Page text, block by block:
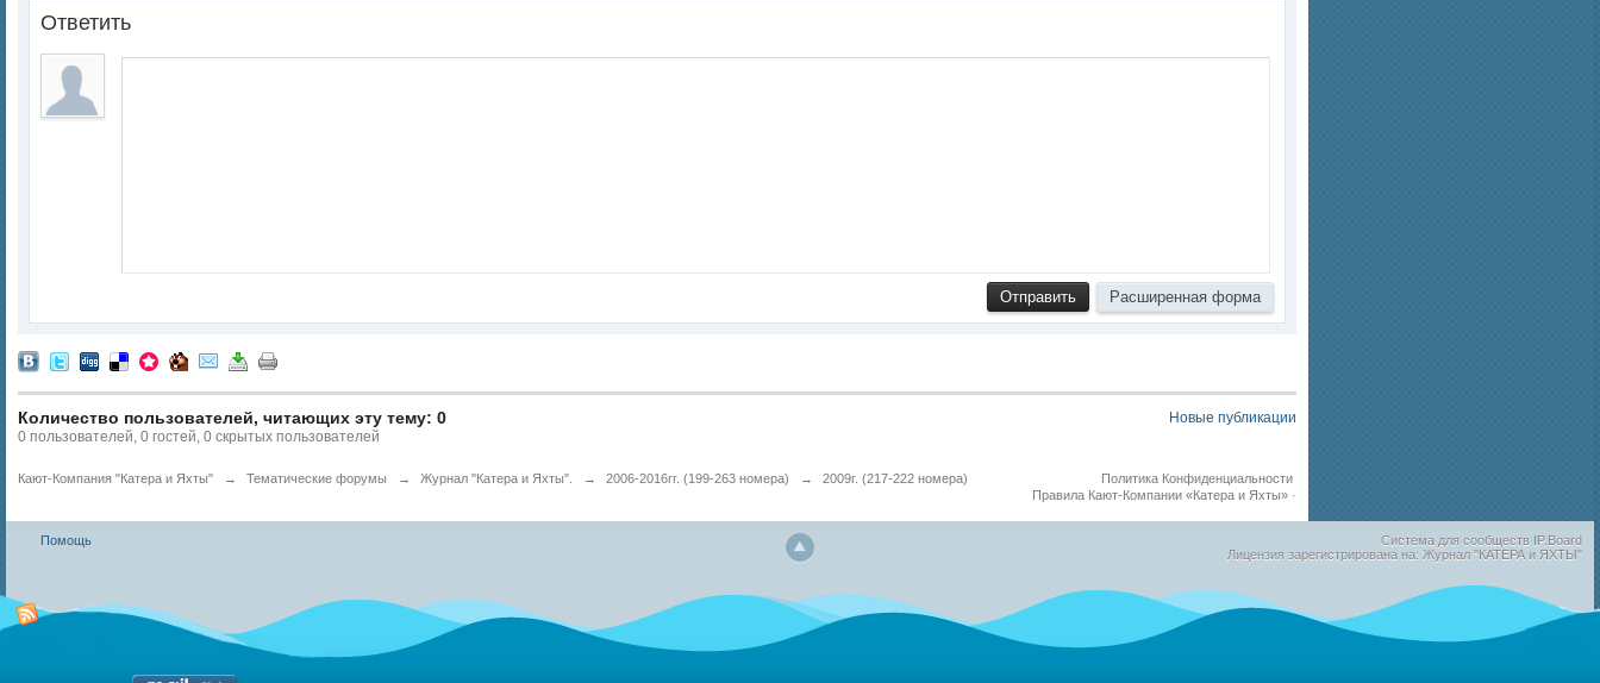
Ответить
Новые публикации
Количество пользователей, читающих эту тему: 0
0 пользователей, 0 гостей, 0 скрытых пользователей
Кают-Компания "Катера и Яхты" → Тематические форумы → Журнал "Катера и Яхты". → 2006-2016гг. (199-263 номера) → 2009г. (217-222 номера)
Политика Конфиденциальности
Правила Кают-Компании «Катера и Яхты» ·
Помощь Система для сообществ IP.Board
Лицензия зарегистрирована на: Журнал "КАТЕРА и ЯХТЫ"